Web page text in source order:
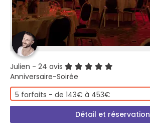
Julien - 24 avis
Anniversaire-Soirée
5 forfaits - de 143€ à 453€
Détail et réservation